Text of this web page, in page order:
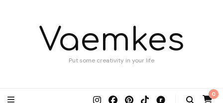
Vaemkes
Put some creativity in your life
0